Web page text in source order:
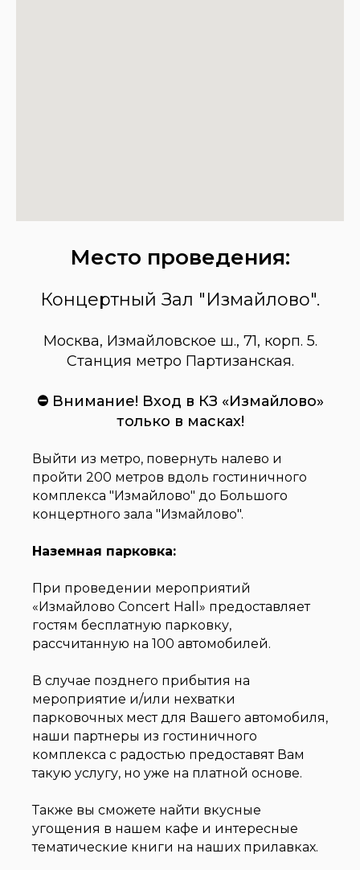
Место проведения:
Концертный Зал "Измайлово".
Москва, Измайловское ш., 71, корп. 5.
Станция метро Партизанская.
⛔Внимание! Вход в КЗ «Измайлово»
только в масках!
Выйти из метро, повернуть налево и
пройти 200 метров вдоль гостиничного
комплекса "Измайлово" до Большого
концертного зала "Измайлово".
Наземная парковка:
При проведении мероприятий
«Измайлово Concert Hall» предоставляет
гостям бесплатную парковку,
рассчитанную на 100 автомобилей.
В случае позднего прибытия на
мероприятие и/или нехватки
парковочных мест для Вашего автомобиля,
наши партнеры из гостиничного
комплекса с радостью предоставят Вам
такую услугу, но уже на платной основе.
Также вы сможете найти вкусные
угощения в нашем кафе и интересные
тематические книги на наших прилавках.